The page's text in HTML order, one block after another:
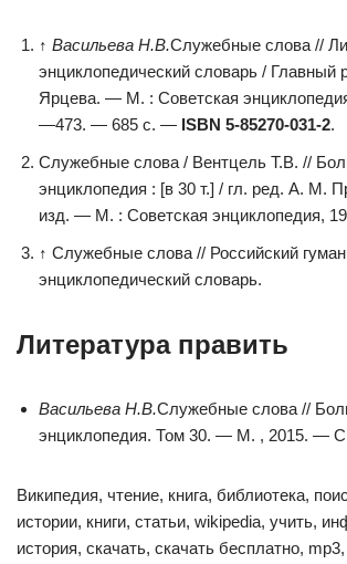
↑ Васильева Н.В.Служебные слова //
энциклопедический словарь / Главный
Ярцева. — М. : Советская
—473. — 685 с. — ISBN 5-85270-031-2.
Служебные слова / Вентцель Т.В. //
энциклопедия : [в 30 т.] / гл. ред. А. М.
изд. — М. : Советская энциклопедия,
↑ Служебные слова // Российский
энциклопедический словарь.
Литература править
Васильева Н.В.Служебные слова //
энциклопедия. Том 30. — М. , 2015. —
Википедия, чтение, книга, библиотека,
истории, книги, статьи, wikipedia, учить,
история, скачать, скачать бесплатно,